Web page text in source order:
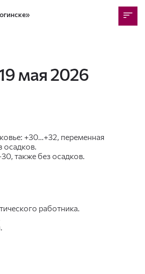
мая 2026
+30…+32, переменная
осадков.
также без осадков.
работника.